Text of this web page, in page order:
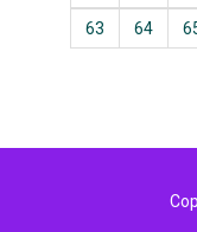
63 64